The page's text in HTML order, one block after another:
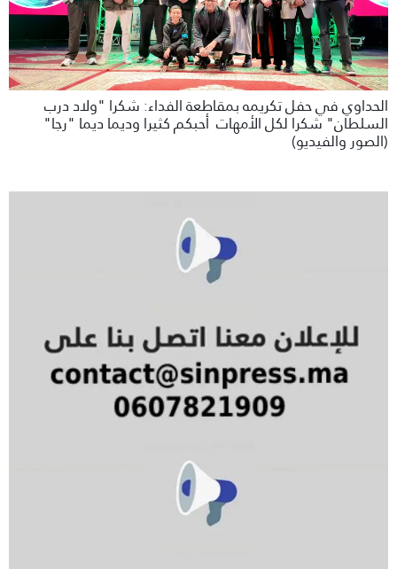
الحداوي في حفل تكريمه بمقاطعة الفداء: شكرا "ولاد درب
السلطان" شكرا لكل الأمهات أحبكم كثيرا وديما ديما "رجا"
(الصور والفيديو)